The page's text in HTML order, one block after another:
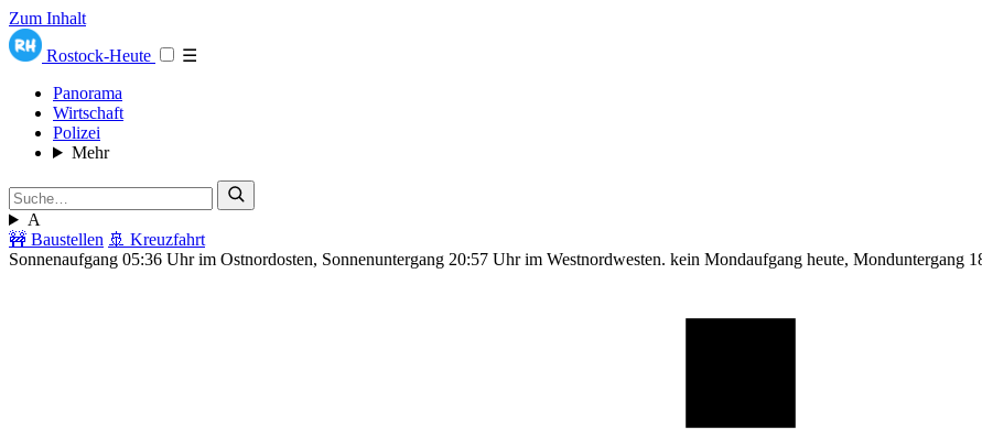
Zum Inhalt
Rostock-Heute
☰
Panorama
Wirtschaft
Polizei
Mehr
A
🚧 Baustellen 🚢 Kreuzfahrt
Sonnenaufgang 05:36 Uhr im Ostnordosten, Sonnenuntergang 20:57 Uhr im Westnordwesten. kein Mondaufgang heute, Monduntergang